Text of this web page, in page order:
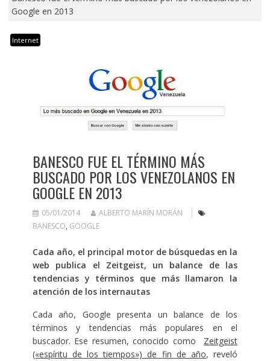
Google en 2013
Internet
BANESCO FUE EL TÉRMINO MÁS
BUSCADO POR LOS VENEZOLANOS EN
GOOGLE EN 2013
05/01/2014
ALBERTO MARÍN MORÁN
BANESCO, GOOGLE
Cada año, el principal motor de búsquedas en la
web publica el Zeitgeist, un balance de las
tendencias y términos que más llamaron la
atención de los internautas
Cada año, Google presenta un balance de los
términos y tendencias más populares en el
buscador. Ese resumen, conocido como Zeitgeist
(«espíritu de los tiempos») de fin de año, reveló